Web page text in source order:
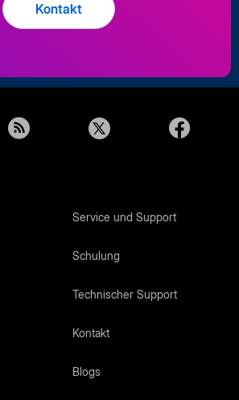
Kontakt
Service und Support
Schulung
Technischer Support
Kontakt
Blogs